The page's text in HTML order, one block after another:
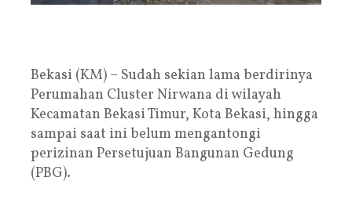
Bekasi (KM) – Sudah sekian lama berdirinya
Perumahan Cluster Nirwana di wilayah
Kecamatan Bekasi Timur, Kota Bekasi, hingga
sampai saat ini belum mengantongi
perizinan Persetujuan Bangunan Gedung
(PBG).